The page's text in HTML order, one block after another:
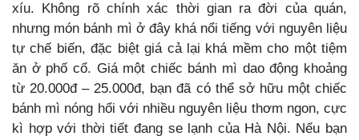
xíu. Không rõ chính xác thời gian ra đời của quán,
nhưng món bánh mì ở đây khá nổi tiếng với nguyên liệu
tự chế biến, đặc biệt giá cả lại khá mềm cho một tiệm
ăn ở phố cổ. Giá một chiếc bánh mì dao động khoảng
từ 20.000đ – 25.000đ, bạn đã có thể sở hữu một chiếc
bánh mì nóng hổi với nhiều nguyên liệu thơm ngon, cực
kì hợp với thời tiết đang se lạnh của Hà Nội. Nếu bạn